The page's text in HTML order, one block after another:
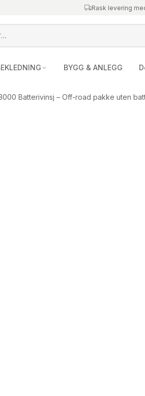
Rask levering
BYGG & ANLEGG
Batterivinsj – Off-road pakke uten